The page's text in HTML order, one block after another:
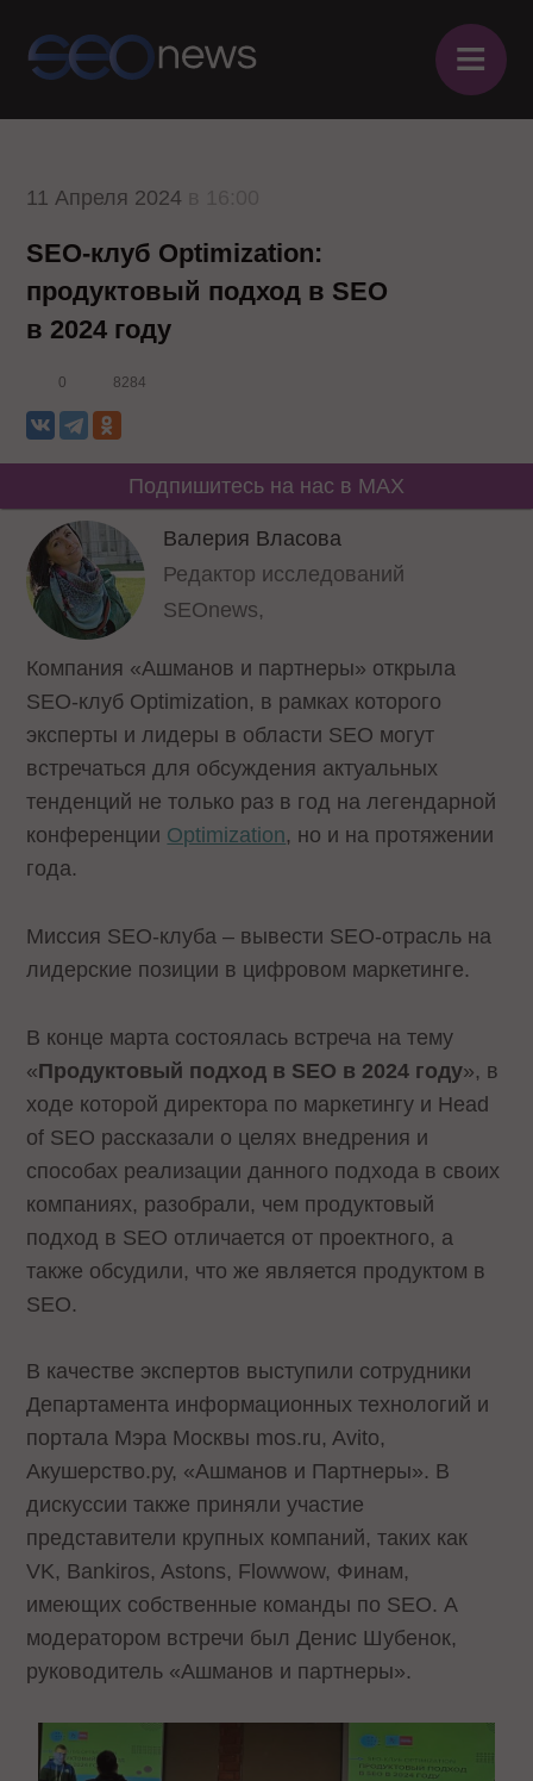
≡
11 Апреля 2024
SEO-клуб Optimization:
продуктовый подход в SEO
в 2024 году
0 8284
Подпишитесь на нас в MAX
Валерия Власова
Редактор исследований
SEOnews,
Компания «Ашманов и партнеры» открыла
SEO-клуб Optimization, в рамках которого
эксперты и лидеры в области SEO могут
встречаться для обсуждения актуальных
тенденций не только раз в год на легендарной
конференции Optimization, но и на протяжении
года.
Миссия SEO-клуба – вывести SEO-отрасль на
лидерские позиции в цифровом маркетинге.
В конце марта состоялась встреча на тему
«Продуктовый подход в SEO в 2024 году», в
ходе которой директора по маркетингу и Head
of SEO рассказали о целях внедрения и
способах реализации данного подхода в своих
компаниях, разобрали, чем продуктовый
подход в SEO отличается от проектного, а
также обсудили, что же является продуктом в
SEO.
В качестве экспертов выступили сотрудники
Департамента информационных технологий и
портала Мэра Москвы mos.ru, Avito,
Акушерство.ру, «Ашманов и Партнеры». В
дискуссии также приняли участие
представители крупных компаний, таких как
VK, Bankiros, Astons, Flowwow, Финам,
имеющих собственные команды по SEO. А
модератором встречи был Денис Шубенок,
руководитель «Ашманов и партнеры».